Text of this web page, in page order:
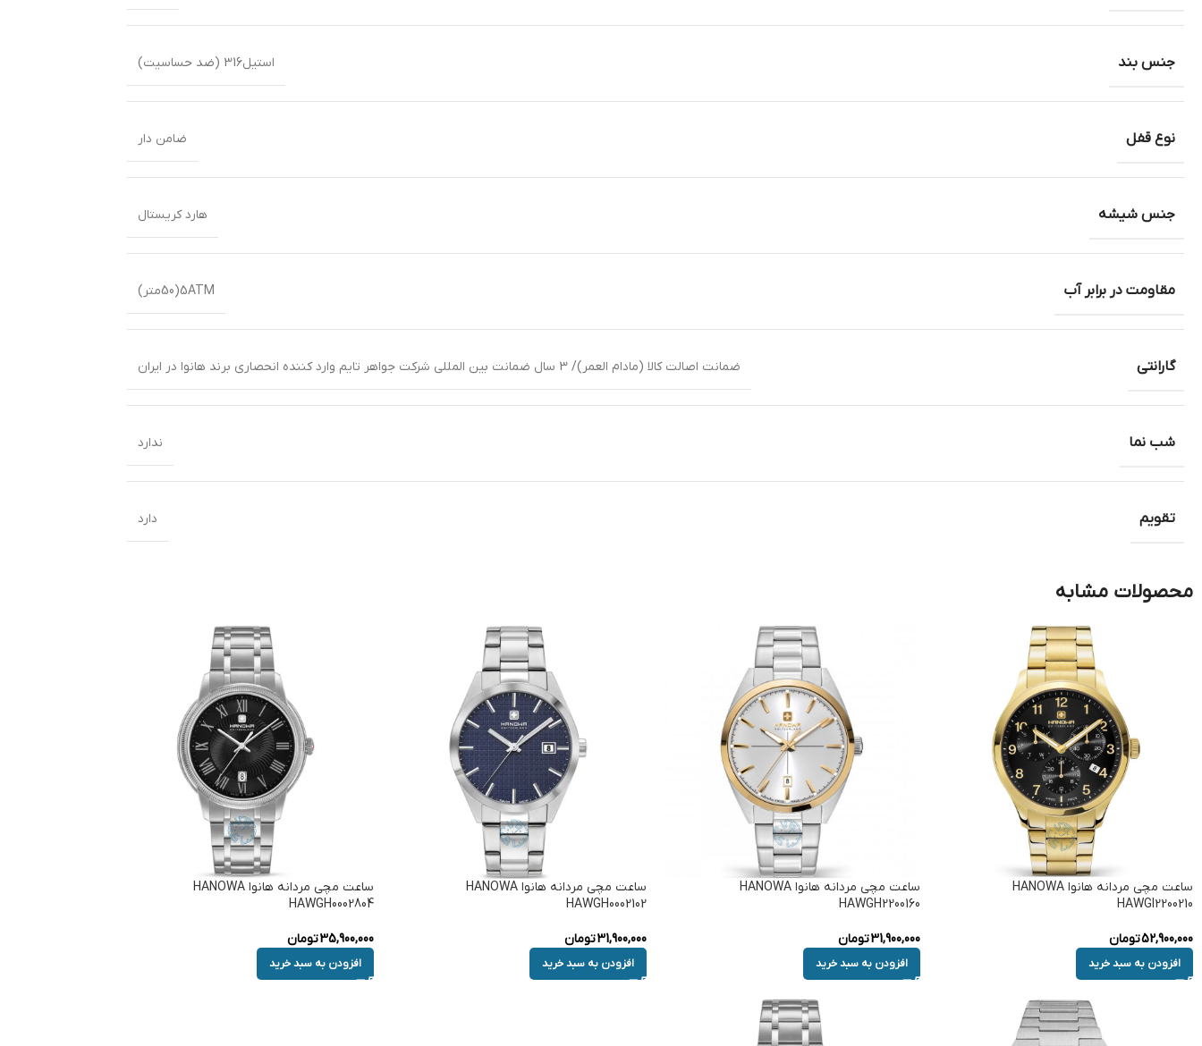
جنس بند استیل316 (ضد حساسیت)
نوع قفل ضامن دار
جنس شیشه هارد کریستال
مقاومت در برابر آب 5ATM(50متر)
گارانتی ضمانت اصالت کالا (مادام العمر)/ 3 سال ضمانت بین المللی شرکت جواهر تایم وارد کننده انحصاری برند هانوا در ایران
شب نما ندارد
تقویم دارد
محصولات مشابه
ساعت مچی مردانه هانوا HANOWA
HAWGI2200210
52,900,000تومان
افزودن به سبد خرید
ساعت مچی مردانه هانوا HANOWA
HAWGH2200160
31,900,000تومان
افزودن به سبد خرید
ساعت مچی مردانه هانوا HANOWA
HAWGH0002102
31,900,000تومان
افزودن به سبد خرید
ساعت مچی مردانه هانوا HANOWA
HAWGH0002804
35,900,000تومان
افزودن به سبد خرید